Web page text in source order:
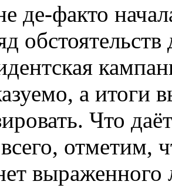
де-факто
обстоятельств
а итоги
Что
отметим,